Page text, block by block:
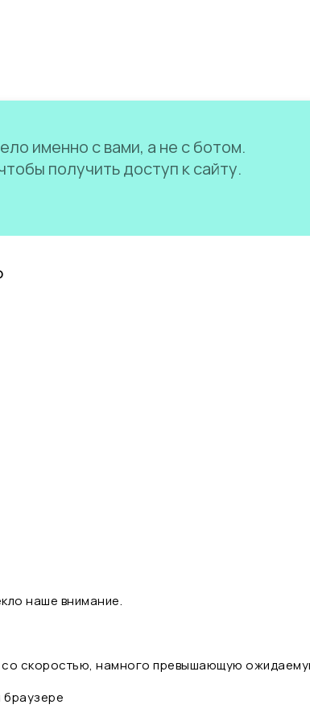
именно с вами, а не с ботом.
получить доступ к сайту.
наше внимание.
со скоростью, намного превышающую